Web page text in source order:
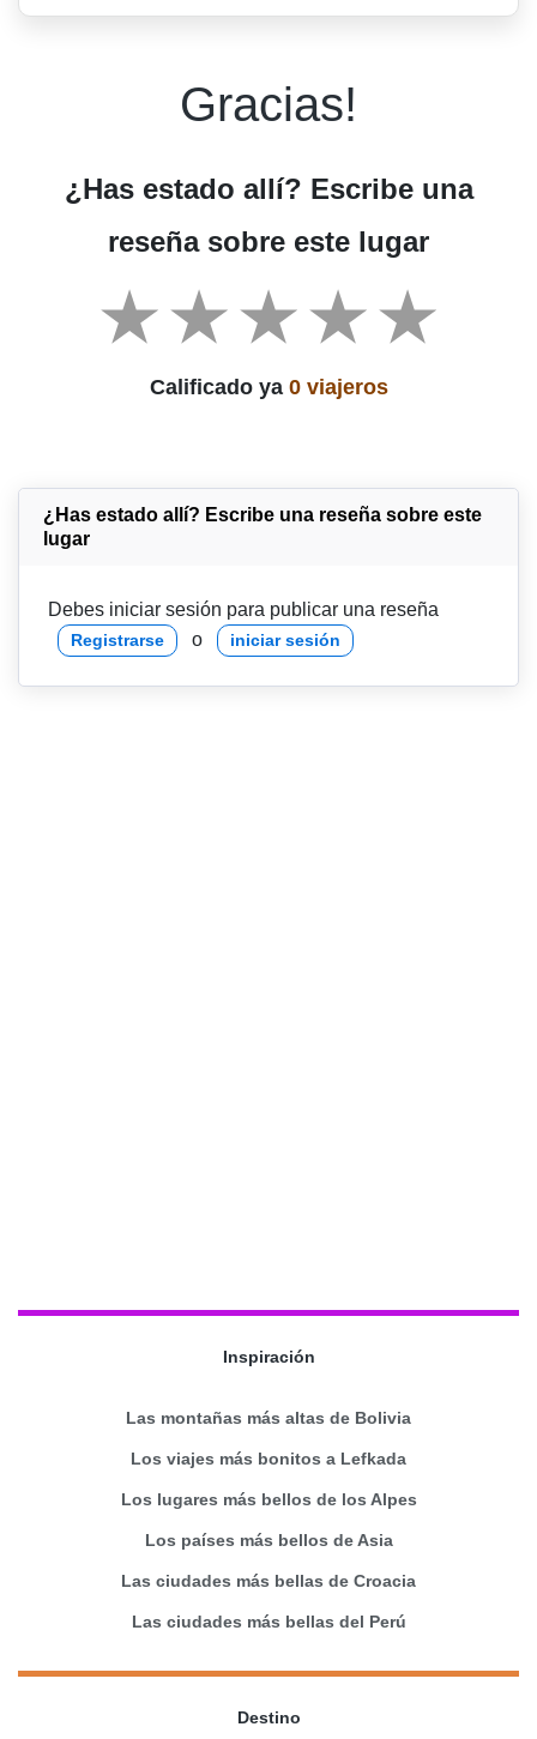
Gracias!
¿Has estado allí? Escribe una
reseña sobre este lugar
Calificado ya 0 viajeros
¿Has estado allí? Escribe una reseña sobre este
lugar
Debes iniciar sesión para publicar una reseña
Registrarse o iniciar sesión
Inspiración
Las montañas más altas de Bolivia
Los viajes más bonitos a Lefkada
Los lugares más bellos de los Alpes
Los países más bellos de Asia
Las ciudades más bellas de Croacia
Las ciudades más bellas del Perú
Destino